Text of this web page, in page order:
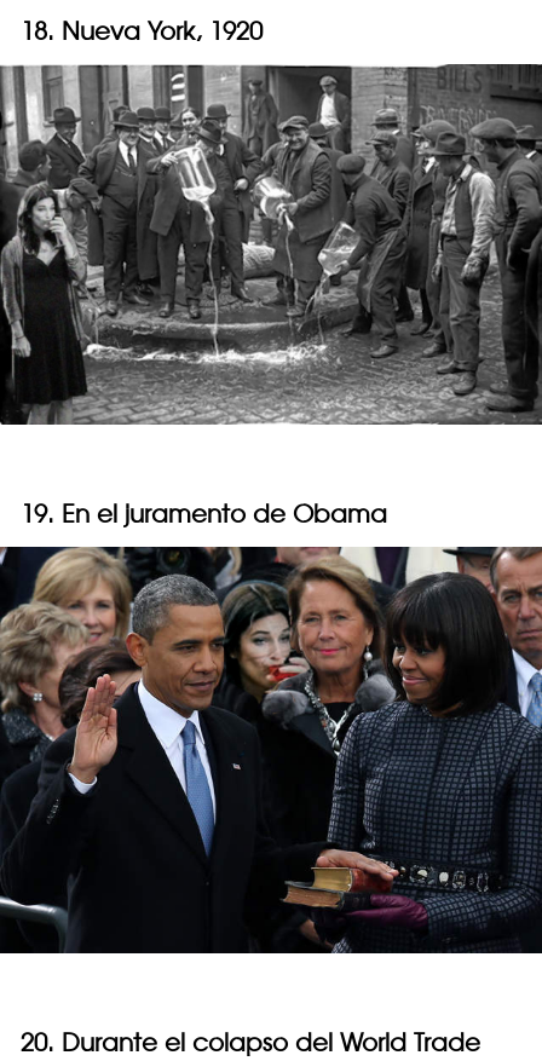
18. Nueva York, 1920
19. En el juramento de Obama
20. Durante el colapso del World Trade